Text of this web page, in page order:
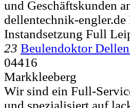
und Geschäftskunden
dellentechnik-
Instandsetzung Full
23 Beulendoktor
04416
Markkleeberg
Wir sind ein Full-
und spezialisiert auf